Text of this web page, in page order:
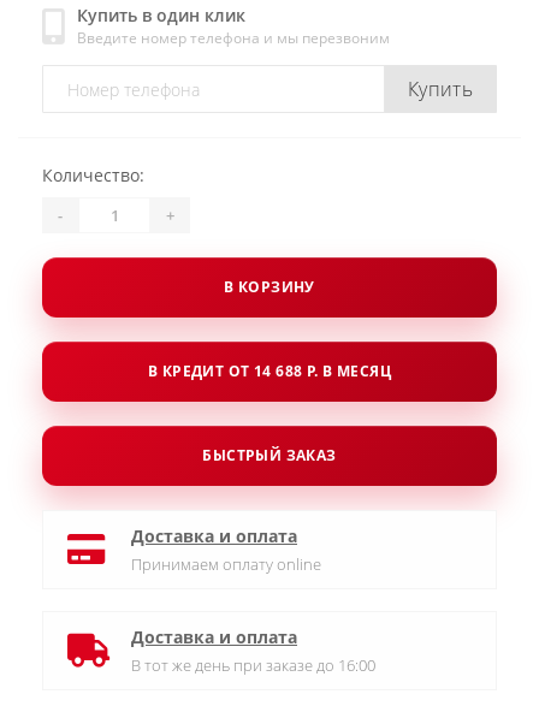
Купить в один клик
Введите номер телефона и мы перезвоним
Купить
Количество:
- +
В КОРЗИНУ
В КРЕДИТ ОТ 14 688 Р. В МЕСЯЦ
БЫСТРЫЙ ЗАКАЗ
Доставка и оплата
Принимаем оплату online
Доставка и оплата
В тот же день при заказе до 16:00